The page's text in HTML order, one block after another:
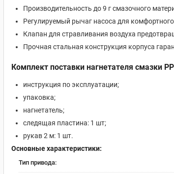
Производительность до 9 г смазочного
Регулируемый рычаг насоса для
Клапан для стравливания воздуха
Прочная стальная конструкция корпуса
Комплект поставки нагнетателя смазки
инструкция по эксплуатации;
упаковка;
нагнетатель;
следящая пластина: 1 шт;
рукав 2 м: 1 шт.
Основные характеристики:
Тип привода: